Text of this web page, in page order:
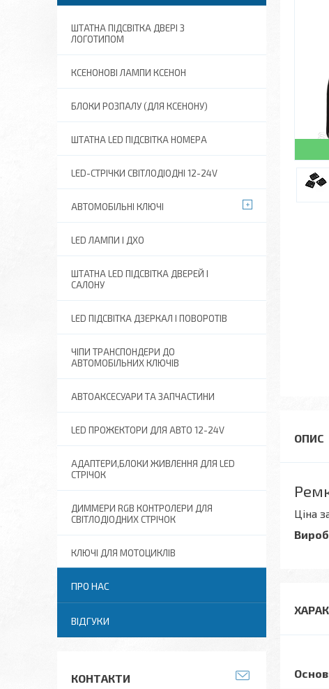
Ціна
ШТАТНА ПІДСВІТКА ДВЕРІ З
ЛОГОТИПОМ
КСЕНОНОВІ ЛАМПИ КСЕНОН
БЛОКИ РОЗПАЛУ (ДЛЯ КСЕНОНУ)
ШТАТНА LED ПІДСВІТКА НОМЕРА
LED-СТРІЧКИ СВІТЛОДІОДНІ 12-24V
АВТОМОБІЛЬНІ КЛЮЧІ
LED ЛАМПИ І ДХО
ШТАТНА LED ПІДСВІТКА ДВЕРЕЙ І
САЛОНУ
LED ПІДСВІТКА ДЗЕРКАЛ І ПОВОРОТІВ
ЧІПИ ТРАНСПОНДЕРИ ДО
АВТОМОБІЛЬНИХ КЛЮЧІВ
АВТОАКСЕСУАРИ ТА ЗАПЧАСТИНИ
LED ПРОЖЕКТОРИ ДЛЯ АВТО 12-24V
АДАПТЕРИ,БЛОКИ ЖИВЛЕННЯ ДЛЯ LED
СТРІЧОК
ДИММЕРИ RGB КОНТРОЛЕРИ ДЛЯ
СВІТЛОДІОДНИХ СТРІЧОК
КЛЮЧІ ДЛЯ МОТОЦИКЛІВ
ПРО НАС
ВІДГУКИ
КОНТАКТИ